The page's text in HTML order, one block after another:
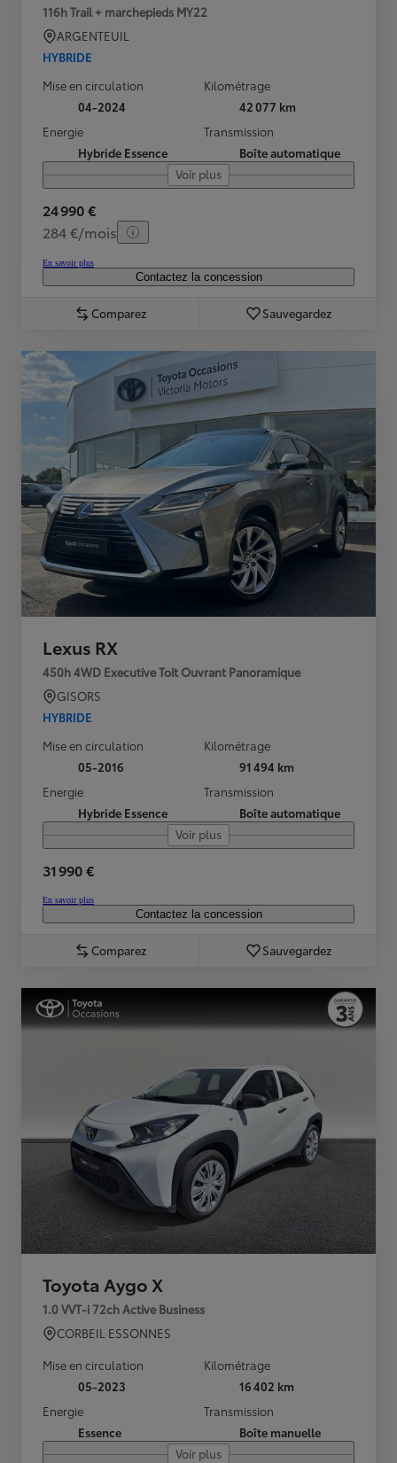
116h Trail + marchepieds MY22
ARGENTEUIL
HYBRIDE
Mise en circulation
04-2024
Kilométrage
42 077 km
Energie
Hybride Essence
Transmission
Boîte automatique
Voir plus
24 990 €
284 €/mois
En savoir plus
Contactez la concession
Comparez Sauvegardez
Lexus RX
450h 4WD Executive Toit Ouvrant Panoramique
GISORS
HYBRIDE
Mise en circulation
05-2016
Kilométrage
91 494 km
Energie
Hybride Essence
Transmission
Boîte automatique
Voir plus
31 990 €
En savoir plus
Contactez la concession
Comparez Sauvegardez
Toyota Aygo X
1.0 VVT-i 72ch Active Business
CORBEIL ESSONNES
Mise en circulation
05-2023
Kilométrage
16 402 km
Energie
Essence
Transmission
Boîte manuelle
Voir plus